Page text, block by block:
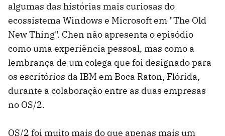
algumas das histórias mais curiosas do
ecossistema Windows e Microsoft em "The Old
New Thing". Chen não apresenta o episódio
como uma experiência pessoal, mas como a
lembrança de um colega que foi designado para
os escritórios da IBM em Boca Raton, Flórida,
durante a colaboração entre as duas empresas
no OS/2.
OS/2 foi muito mais do que apenas mais um